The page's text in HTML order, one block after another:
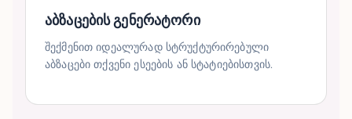
აბზაცების გენერატორი
შექმენით იდეალურად სტრუქტურირებული
აბზაცები თქვენი ესეების ან სტატიებისთვის.